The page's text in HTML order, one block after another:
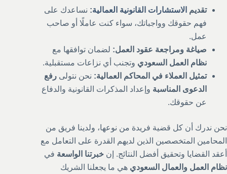
تقديم الاستشارات القانونية العمالية: نساعدك على
فهم حقوقك وواجباتك، سواء كنت عاملًا أو صاحب
عمل.
صياغة ومراجعة عقود العمل: لضمان توافقها مع
نظام العمل السعودي وتجنب أي نزاعات مستقبلية.
تمثيل العملاء في المحاكم العمالية: نحن نتولى رفع
الدعوى المناسبة وإعداد المذكرات القانونية والدفاع
عن حقوقك.
نحن ندرك أن كل قضية فريدة من نوعها، ولدينا فريق من
المحامين المتخصصين الذين لديهم القدرة على التعامل مع
أعقد القضايا وتحقيق أفضل النتائج. إن خبرتنا الواسعة في
نظام العمل والعمال السعودي هي ما يجعلنا الشريك